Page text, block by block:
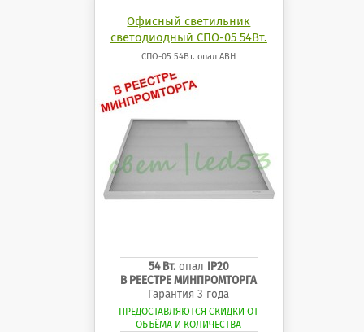
Офисный светильник
светодиодный СПО-05 54Вт.
опал АВН
СПО-05 54Вт. опал АВН
54 Вт.опал IP20
В РЕЕСТРЕ МИНПРОМТОРГА
Гарантия 3 года
ПРЕДОСТАВЛЯЮТСЯ СКИДКИ ОТ
ОБЪЁМА И КОЛИЧЕСТВА